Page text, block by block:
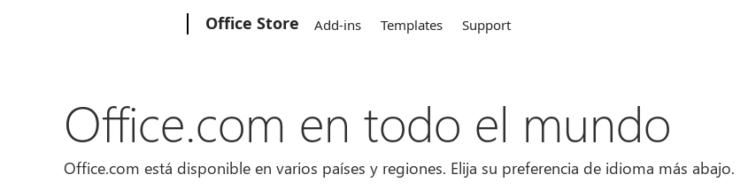
Office Store Add-ins Templates Support
Office.com en todo el mundo
Office.com está disponible en varios países y regiones. Elija su preferencia de idioma más abajo.